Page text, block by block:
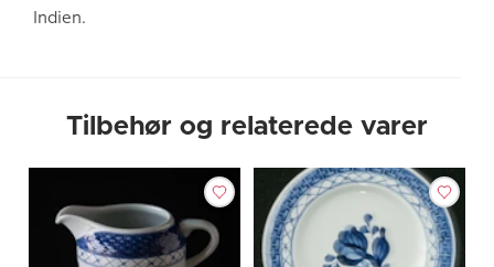
Indien.
Tilbehør og relaterede varer